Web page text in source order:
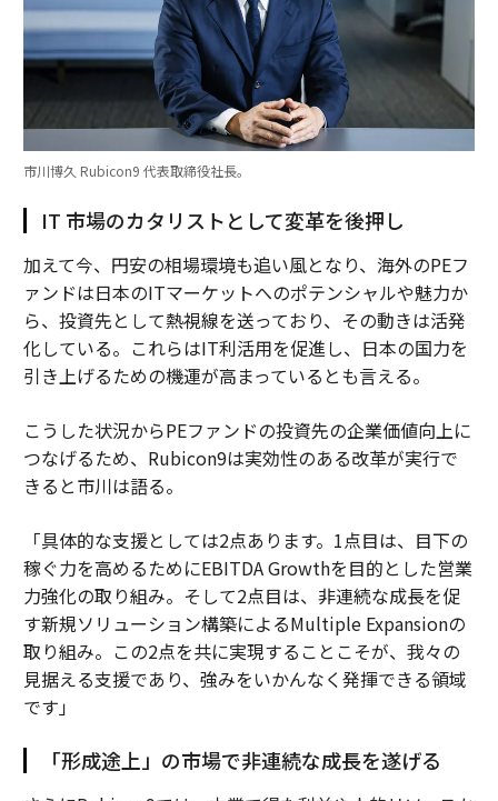
市川博久 Rubicon9 代表取締役社長。
IT 市場のカタリストとして変革を後押し
加えて今、円安の相場環境も追い風となり、海外のPEフ
ァンドは日本のITマーケットへのポテンシャルや魅力か
ら、投資先として熱視線を送っており、その動きは活発
化している。これらはIT利活用を促進し、日本の国力を
引き上げるための機運が高まっているとも言える。
こうした状況からPEファンドの投資先の企業価値向上に
つなげるため、Rubicon9は実効性のある改革が実行で
きると市川は語る。
「具体的な支援としては2点あります。1点目は、目下の
稼ぐ力を高めるためにEBITDA Growthを目的とした営業
力強化の取り組み。そして2点目は、非連続な成長を促
す新規ソリューション構築によるMultiple Expansionの
取り組み。この2点を共に実現することこそが、我々の
見据える支援であり、強みをいかんなく発揮できる領域
です」
「形成途上」の市場で非連続な成長を遂げる